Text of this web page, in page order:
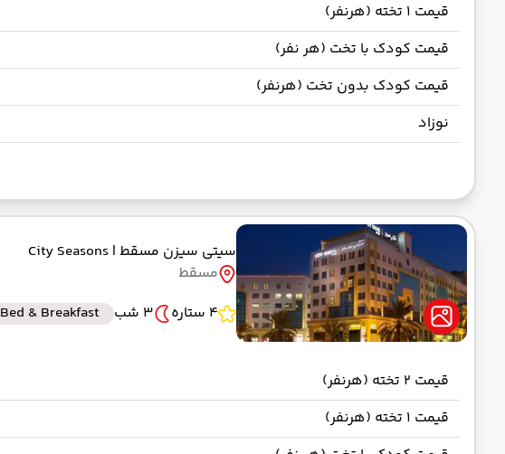
قیمت 1 تخته (هرنفر)
قیمت کودک با تخت (هر نفر)
قیمت کودک بدون تخت (هرنفر)
نوزاد
سیتی سیزن مسقط | City Seasons
مسقط
4 ستاره
3 شب Bed & Breakfast
قیمت 2 تخته (هرنفر)
قیمت 1 تخته (هرنفر)